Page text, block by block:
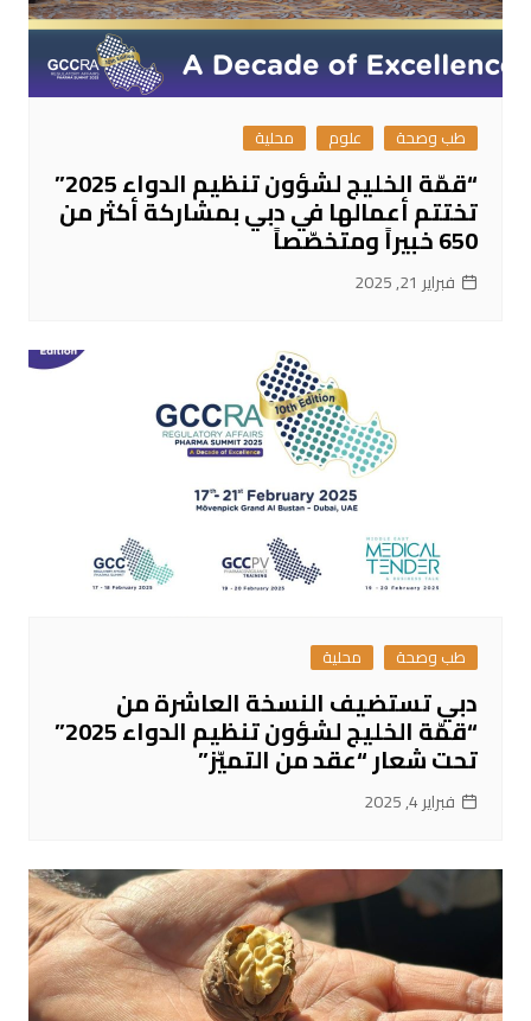
طب وصحة علوم محلية
“قمّة الخليج لشؤون تنظيم الدواء 2025”
تختتم أعمالها في دبي بمشاركة أكثر من
650 خبيراً ومتخصّصاً
فبراير 21, 2025
طب وصحة محلية
دبي تستضيف النسخة العاشرة من
“قمّة الخليج لشؤون تنظيم الدواء 2025”
تحت شعار “عقد من التميّز”
فبراير 4, 2025